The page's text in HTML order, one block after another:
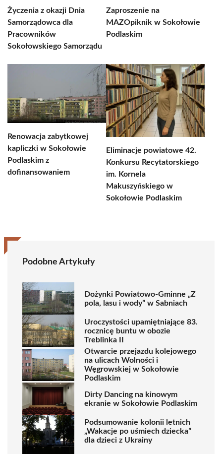
Życzenia z okazji Dnia
Samorządowca dla
Pracowników
Sokołowskiego Samorządu
Zaproszenie na
MAZOpiknik w Sokołowie
Podlaskim
Renowacja zabytkowej
kapliczki w Sokołowie
Podlaskim z
dofinansowaniem
Eliminacje powiatowe 42.
Konkursu Recytatorskiego
im. Kornela
Makuszyńskiego w
Sokołowie Podlaskim
Podobne Artykuły
Dożynki Powiatowo-Gminne „Z
pola, lasu i wody” w Sabniach
Uroczystości upamiętniające 83.
rocznicę buntu w obozie
Treblinka II
Otwarcie przejazdu kolejowego
na ulicach Wolności i
Węgrowskiej w Sokołowie
Podlaskim
Dirty Dancing na kinowym
ekranie w Sokołowie Podlaskim
Podsumowanie kolonii letnich
„Wakacje po uśmiech dziecka”
dla dzieci z Ukrainy